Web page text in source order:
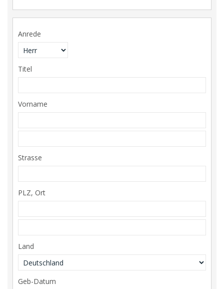
Anrede
Titel
Vorname
Strasse
PLZ, Ort
Land
Geb-Datum